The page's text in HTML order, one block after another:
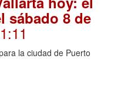
sábado 8 de
la ciudad de Puerto